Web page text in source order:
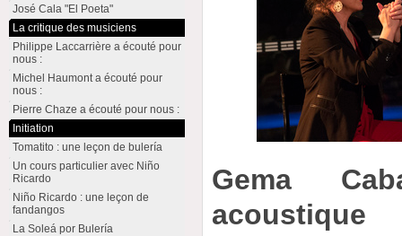
Gema
acoustique
José Cala "El Poeta"
La critique des musiciens
Philippe Laccarrière a écouté pour
nous :
Michel Haumont a écouté pour
nous :
Pierre Chaze a écouté pour nous :
Initiation
Tomatito : une leçon de bulería
Un cours particulier avec Niño
Ricardo
Niño Ricardo : une leçon de
fandangos
La Soleá por Bulería